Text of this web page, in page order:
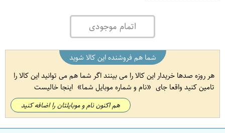
اتمام موجودی
شما هم فروشنده این کالا شوید
هر روزه صدها خریدار این کالا را می بینند اگر شما هم می توانید این کالا را
تامین کنید واقعا جای
نام و شماره موبایل شما اینجا خالیست
هم اکنون نام و موبایلتان را اضافه کنید